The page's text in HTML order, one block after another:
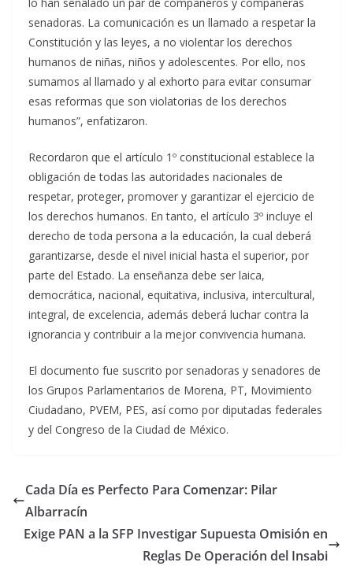
senadoras. La comunicación es un llamado a respetar la
Constitución y las leyes, a no violentar los derechos
humanos de niñas, niños y adolescentes. Por ello, nos
sumamos al llamado y al exhorto para evitar consumar
esas reformas que son violatorias de los derechos
humanos”, enfatizaron.
Recordaron que el artículo 1º constitucional establece la
obligación de todas las autoridades nacionales de
respetar, proteger, promover y garantizar el ejercicio de
los derechos humanos. En tanto, el artículo 3º incluye el
derecho de toda persona a la educación, la cual deberá
garantizarse, desde el nivel inicial hasta el superior, por
parte del Estado. La enseñanza debe ser laica,
democrática, nacional, equitativa, inclusiva, intercultural,
integral, de excelencia, además deberá luchar contra la
ignorancia y contribuir a la mejor convivencia humana.
El documento fue suscrito por senadoras y senadores de
los Grupos Parlamentarios de Morena, PT, Movimiento
Ciudadano, PVEM, PES, así como por diputadas federales
y del Congreso de la Ciudad de México.
Cada Día es Perfecto Para Comenzar: Pilar
Albarracín
Exige PAN a la SFP Investigar Supuesta Omisión en
Reglas De Operación del Insabi